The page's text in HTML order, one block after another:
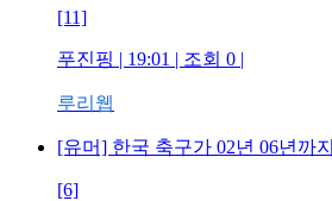
[11]
푸진핑 | 19:01 | 조회 0 |
루리웹
[유머] 한국 축구가 02년 06년까
[6]